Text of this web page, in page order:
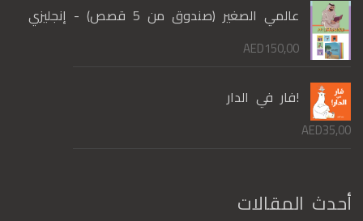
عالمي الصغير (صندوق من 5 قصص) - إنجليزي
AED150,00
!فار في الدار
AED35,00
أحدث المقالات